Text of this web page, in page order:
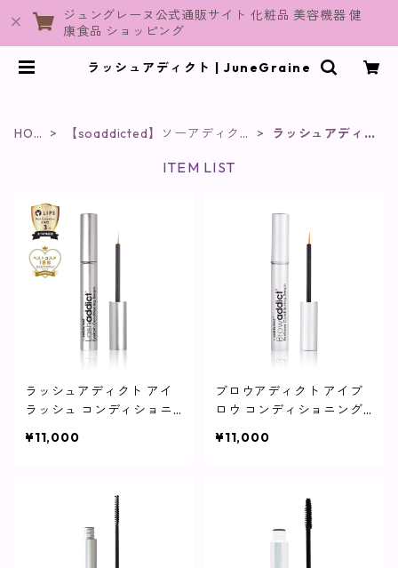
ジュングレーヌ公式通販サイト 化粧品 美容機器 健
康食品 ショッピング
ラッシュアディクト | JuneGraine
HOM
【soaddicted】ソーアディクテ
ラッシュアディ
ITEM LIST
ラッシュアディクト アイ
ラッシュ コンディショニ
ml【まつ毛用美容液】
¥11,000
ブロウアディクト アイブ
ロウ コンディショニング
【眉毛用美容液】
¥11,000